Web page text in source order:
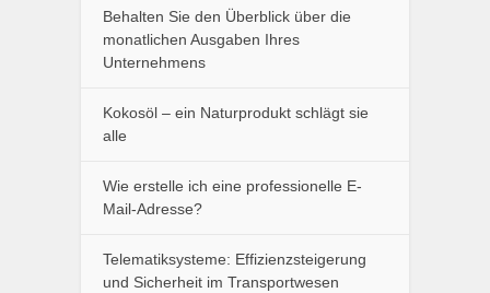
Behalten Sie den Überblick über die
monatlichen Ausgaben Ihres
Unternehmens
Kokosöl – ein Naturprodukt schlägt sie
alle
Wie erstelle ich eine professionelle E-
Mail-Adresse?
Telematiksysteme: Effizienzsteigerung
und Sicherheit im Transportwesen